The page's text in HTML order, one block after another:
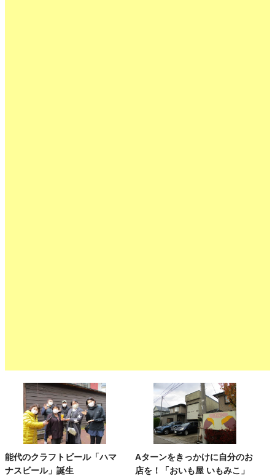
能代のクラフトビール「ハマ
ナスビール」誕生
Aターンをきっかけに自分のお
店を！「おいも屋 いもみこ」